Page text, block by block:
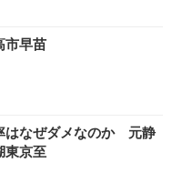
市早苗
はなぜダメなのか 元静
東京至